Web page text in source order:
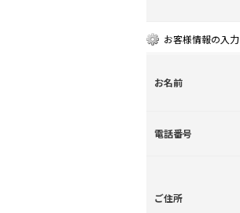
お客様情報の入力
お名前
電話番号
ご住所